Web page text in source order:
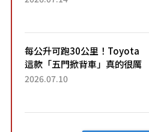
車？...
每公升可跑30公里！Toyota
這款「五門掀背車」真的很厲
害！ 擁有全長4.3公尺的「剛剛
2026.07.10